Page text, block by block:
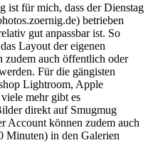
ist für mich, dass der Dienstag
betrieben
gut anpassbar ist. So
Layout der eigenen
zudem auch öffentlich oder
Für die gängisten
Lightroom, Apple
mehr gibt es
direkt auf Smugmug
Account können zudem auch
Minuten) in den Galerien